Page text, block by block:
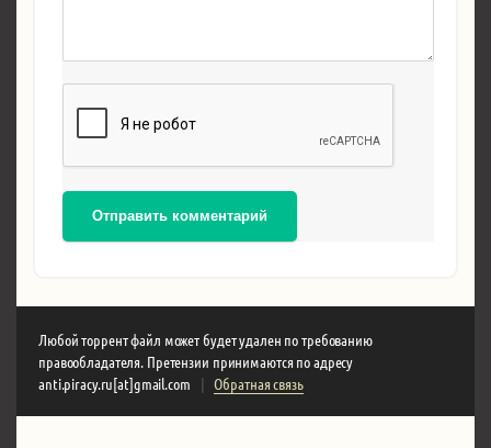
Отправить комментарий
Любой торрент файл может будет удален по требованию
правообладателя. Претензии принимаются по адресу
anti.piracy.ru[at]gmail.com
| Обратная связь